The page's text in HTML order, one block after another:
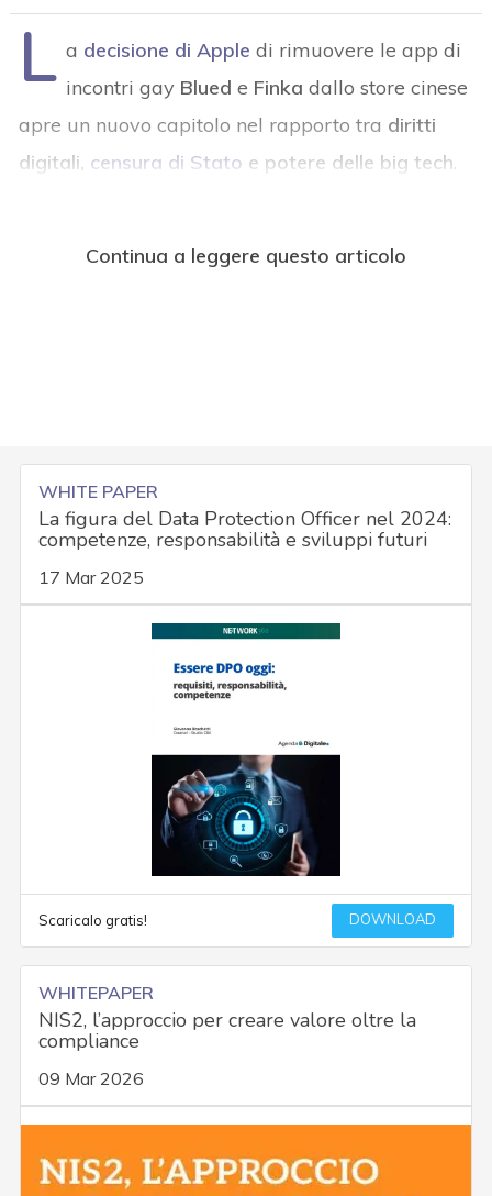
L a decisione diApple di rimuovere le app di
incontri gay Blued e Finka dallo store cinese
apre un nuovo capitolo nel rapporto tra diritti
digitali, censura di Stato e potere delle big tech.
Continua a leggere questo articolo
WHITE PAPER
La figura del Data Protection Officer nel 2024:
competenze, responsabilità e sviluppi futuri
17 Mar 2025
Scaricalo gratis! DOWNLOAD
WHITEPAPER
NIS2, l’approccio per creare valore oltre la
compliance
09 Mar 2026